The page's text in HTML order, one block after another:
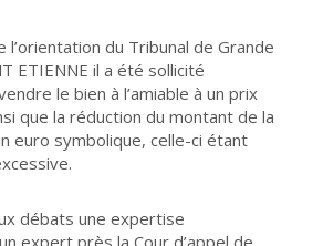
l’orientation du Tribunal de Grande
ETIENNE il a été sollicité
le bien à l’amiable à un prix
que la réduction du montant de la
euro symbolique, celle-ci étant
débats une expertise
expert près la Cour d’appel de